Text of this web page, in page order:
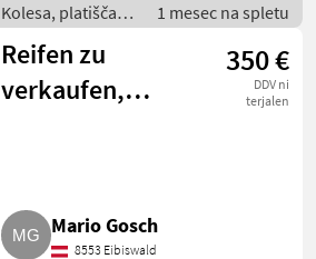
Kolesa, platišča in
pnevmatike /
Pnevmatika za
priklopnik
1 mesec na spletu
Reifen zu
verkaufen,
350 €
DDV ni
terjalen
Mario Gosch
8553 Eibiswald